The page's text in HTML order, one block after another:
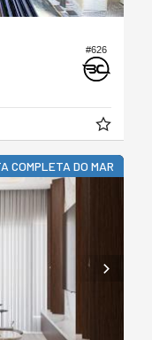
#626
COMPLETA DO MAR